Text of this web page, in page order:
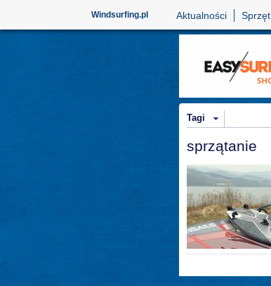
Windsurfing.pl Aktualności Sprzęt
Tagi
sprzątanie